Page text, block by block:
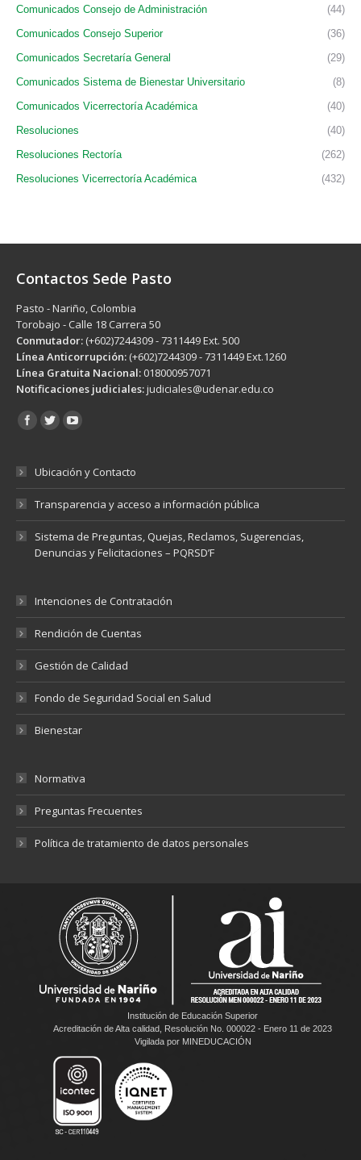
Comunicados Consejo de Administración
(44)
Comunicados Consejo Superior
(36)
Comunicados Secretaría General
(29)
Comunicados Sistema de Bienestar Universitario
(8)
Comunicados Vicerrectoría Académica
(40)
Resoluciones
(40)
Resoluciones Rectoría
(262)
Resoluciones Vicerrectoría Académica
(432)
Contactos Sede Pasto
Pasto - Nariño, Colombia
Torobajo - Calle 18 Carrera 50
Conmutador: (+602)7244309 - 7311449 Ext. 500
Línea Anticorrupción: (+602)7244309 - 7311449 Ext.1260
Línea Gratuita Nacional: 018000957071
Notificaciones judiciales:judiciales@udenar.edu.co
Encuéntranos en:
Ubicación y Contacto
Transparencia y acceso a información pública
Sistema de Preguntas, Quejas, Reclamos, Sugerencias,
Denuncias y Felicitaciones – PQRSD’F
Intenciones de Contratación
Rendición de Cuentas
Gestión de Calidad
Fondo de Seguridad Social en Salud
Bienestar
Normativa
Preguntas Frecuentes
Política de tratamiento de datos personales
Institución de Educación Superior
Acreditación de Alta calidad, Resolución No. 000022 - Enero 11 de 2023
Vigilada por MINEDUCACIÓN